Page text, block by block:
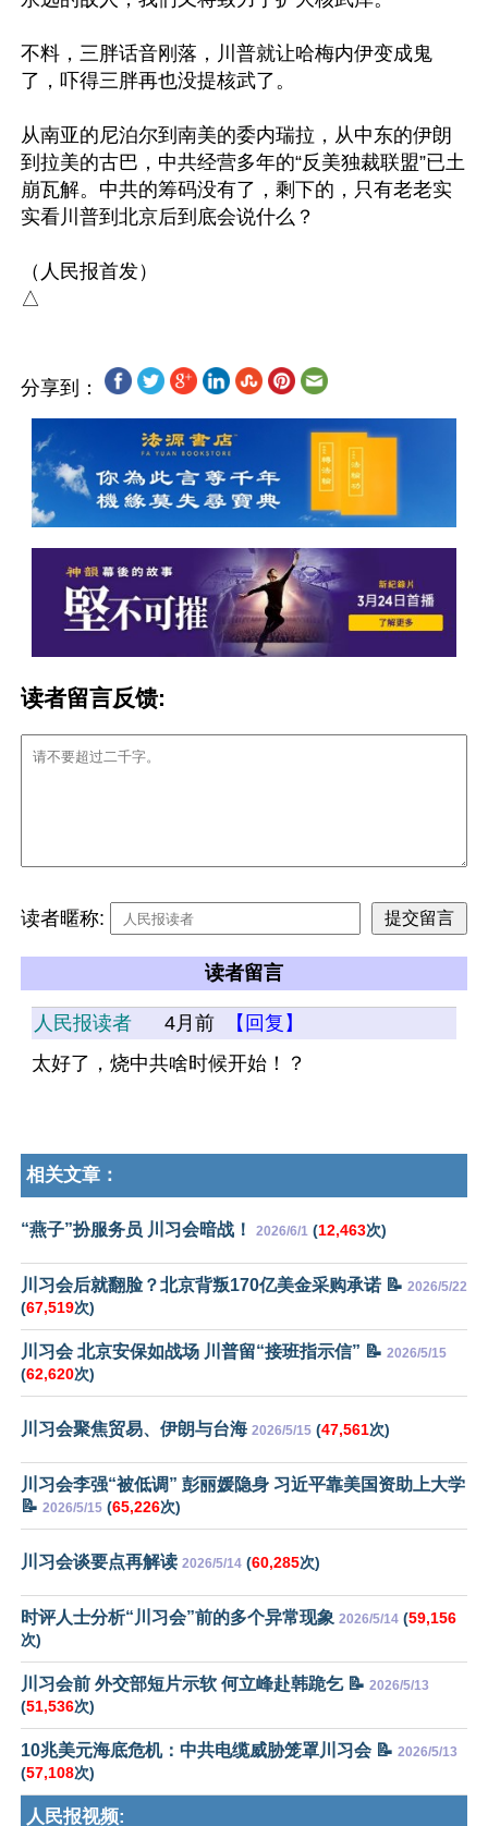
不料，三胖话音刚落，川普就让哈梅内伊变成鬼
了，吓得三胖再也没提核武了。
从南亚的尼泊尔到南美的委内瑞拉，从中东的伊朗
到拉美的古巴，中共经营多年的“反美独裁联盟”已土
崩瓦解。中共的筹码没有了，剩下的，只有老老实
实看川普到北京后到底会说什么？
（人民报首发）
分享到：
读者留言反馈:
读者暱称:
读者留言
人民报读者 4月前
【回复】
太好了，烧中共啥时候开始！？
相关文章：
“燕子”扮服务员 川习会暗战！ 2026/6/1 (12,463次)
川习会后就翻脸？北京背叛170亿美金采购承诺 📝 2026/5/22
(67,519次)
川习会 北京安保如战场 川普留“接班指示信” 📝 2026/5/15
(62,620次)
川习会聚焦贸易、伊朗与台海 2026/5/15 (47,561次)
川习会李强“被低调” 彭丽媛隐身 习近平靠美国资助上大学
📝 2026/5/15 (65,226次)
川习会谈要点再解读 2026/5/14 (60,285次)
时评人士分析“川习会”前的多个异常现象 2026/5/14 (59,156
次)
川习会前 外交部短片示软 何立峰赴韩跪乞 📝 2026/5/13
(51,536次)
10兆美元海底危机：中共电缆威胁笼罩川习会 📝 2026/5/13
(57,108次)
人民报视频: